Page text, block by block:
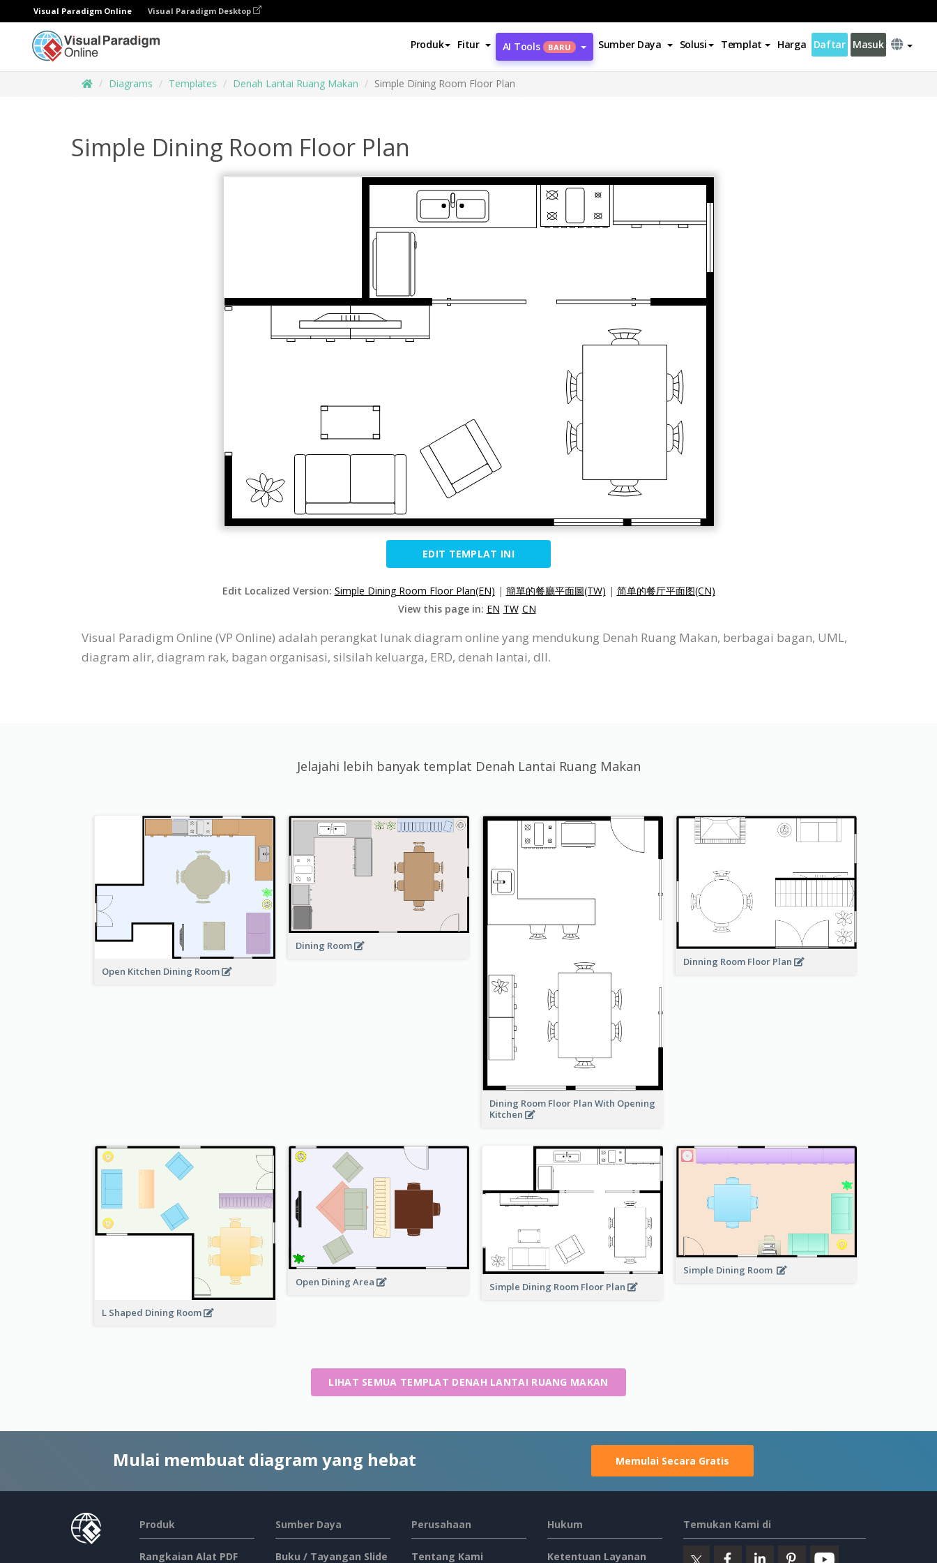
Visual Paradigm Online Visual Paradigm Desktop
Produk Fitur AI Tools BARU Sumber Daya Solusi Templat Harga Daftar Masuk
Diagrams Templates Denah Lantai Ruang Makan Simple Dining Room Floor Plan
Simple Dining Room Floor Plan
EDIT TEMPLAT INI
Edit Localized Version: Simple Dining Room Floor Plan(EN) | 簡單的餐廳平面圖(TW) | 简单的餐厅平面图(CN)
View this page in: EN TW CN
Visual Paradigm Online (VP Online) adalah perangkat lunak diagram online yang mendukung Denah Ruang Makan, berbagai bagan, UML,
diagram alir, diagram rak, bagan organisasi, silsilah keluarga, ERD, denah lantai, dll.
Jelajahi lebih banyak templat Denah Lantai Ruang Makan
Open Kitchen Dining Room
Dining Room
Dining Room Floor Plan With Opening
Kitchen
Dinning Room Floor Plan
L Shaped Dining Room
Open Dining Area Simple Dining Room Floor Plan
Simple Dining Room
LIHAT SEMUA TEMPLAT DENAH LANTAI RUANG MAKAN
Mulai membuat diagram yang hebat Memulai Secara Gratis
Produk
Rangkaian Alat PDF
Sumber Daya
Buku / Tayangan Slide
Perusahaan
Tentang Kami
Hukum
Ketentuan Layanan
Temukan Kami di